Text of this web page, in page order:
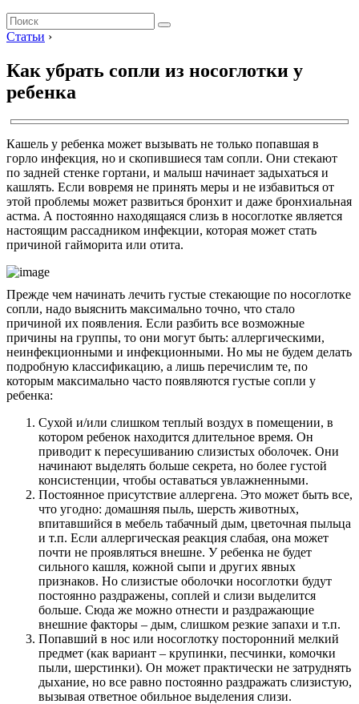
Статьи ›
Как убрать сопли из носоглотки у
ребенка
Кашель у ребенка может вызывать не только попавшая в
горло инфекция, но и скопившиеся там сопли. Они стекают
по задней стенке гортани, и малыш начинает задыхаться и
кашлять. Если вовремя не принять меры и не избавиться от
этой проблемы может развиться бронхит и даже бронхиальная
астма. А постоянно находящаяся слизь в носоглотке является
настоящим рассадником инфекции, которая может стать
причиной гайморита или отита.
Прежде чем начинать лечить густые стекающие по носоглотке
сопли, надо выяснить максимально точно, что стало
причиной их появления. Если разбить все возможные
причины на группы, то они могут быть: аллергическими,
неинфекционными и инфекционными. Но мы не будем делать
подробную классификацию, а лишь перечислим те, по
которым максимально часто появляются густые сопли у
ребенка:
Сухой и/или слишком теплый воздух в помещении, в
котором ребенок находится длительное время. Он
приводит к пересушиванию слизистых оболочек. Они
начинают выделять больше секрета, но более густой
консистенции, чтобы оставаться увлажненными.
Постоянное присутствие аллергена. Это может быть все,
что угодно: домашняя пыль, шерсть животных,
впитавшийся в мебель табачный дым, цветочная пыльца
и т.п. Если аллергическая реакция слабая, она может
почти не проявляться внешне. У ребенка не будет
сильного кашля, кожной сыпи и других явных
признаков. Но слизистые оболочки носоглотки будут
постоянно раздражены, соплей и слизи выделится
больше. Сюда же можно отнести и раздражающие
внешние факторы – дым, слишком резкие запахи и т.п.
Попавший в нос или носоглотку посторонний мелкий
предмет (как вариант – крупинки, песчинки, комочки
пыли, шерстинки). Он может практически не затруднять
дыхание, но все равно постоянно раздражать слизистую,
вызывая ответное обильное выделения слизи.